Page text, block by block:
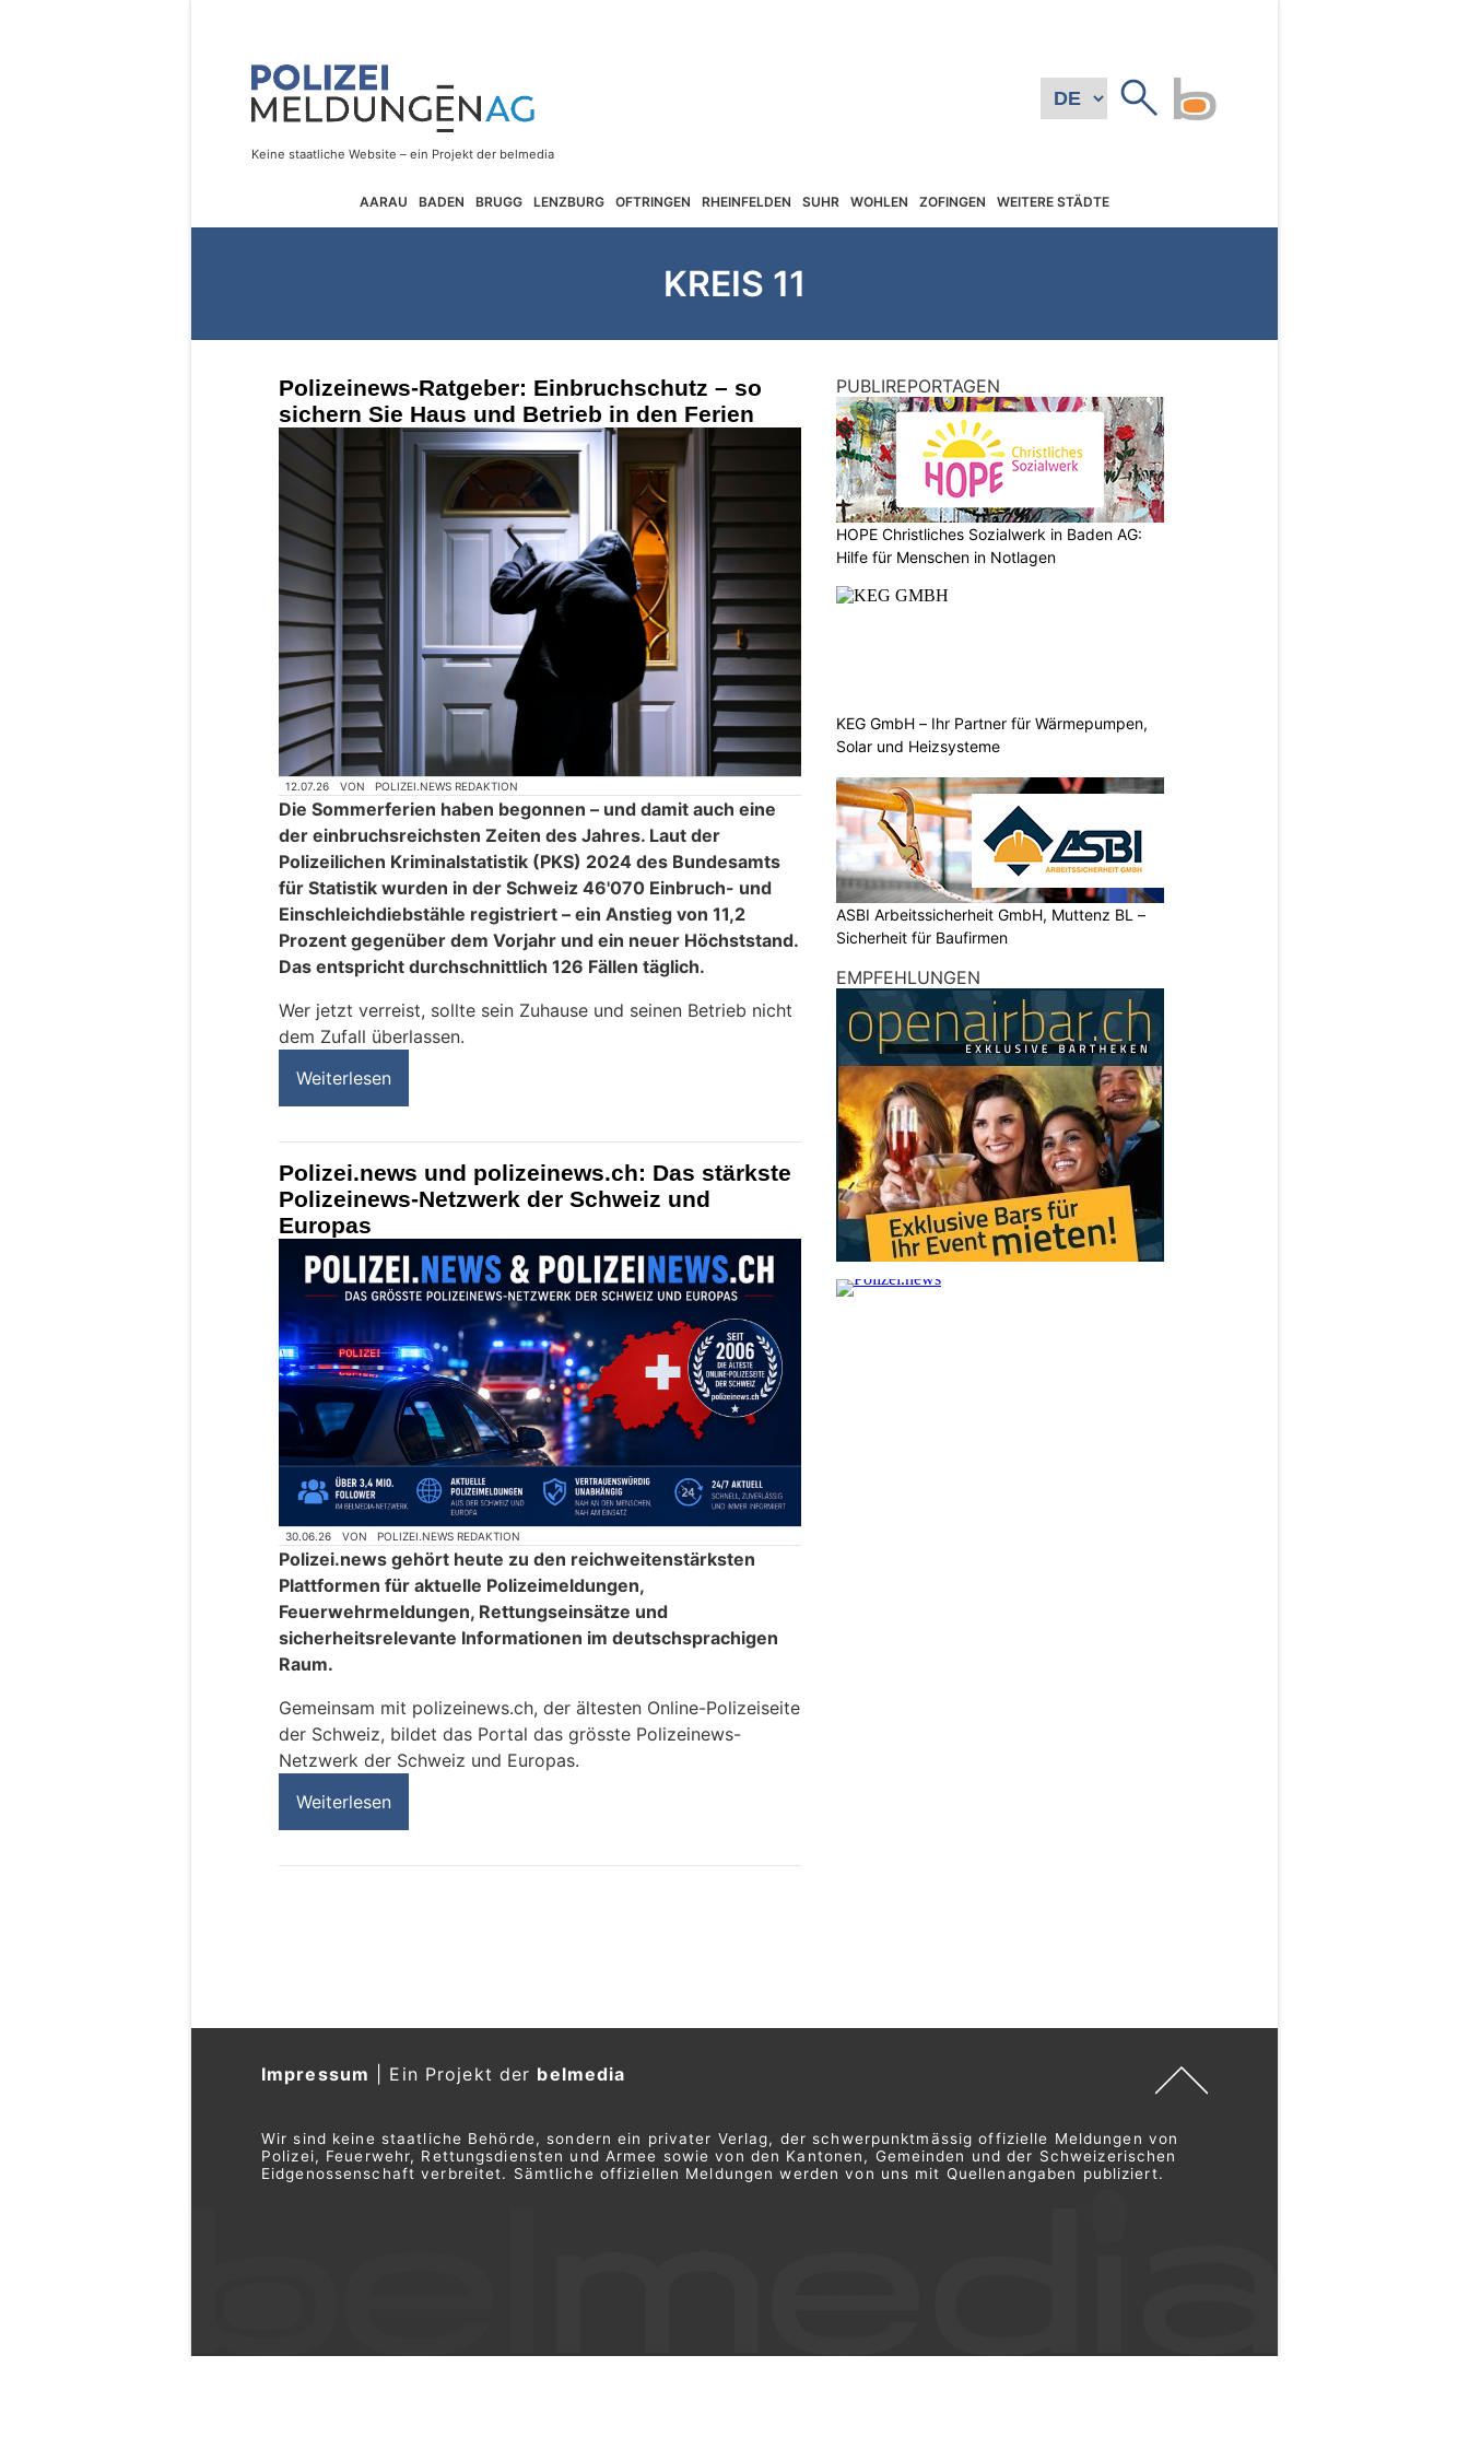
AARAU BADEN BRUGG LENZBURG OFTRINGEN RHEINFELDEN SUHR WOHLEN ZOFINGEN WEITERE STÄDTE
KREIS 11
Polizeinews-Ratgeber: Einbruchschutz – so
sichern Sie Haus und Betrieb in den Ferien
12.07.26 VON POLIZEI.NEWS REDAKTION
Die Sommerferien haben begonnen – und damit auch eine
der einbruchsreichsten Zeiten des Jahres. Laut der
Polizeilichen Kriminalstatistik (PKS) 2024 des Bundesamts
für Statistik wurden in der Schweiz 46'070 Einbruch- und
Einschleichdiebstähle registriert – ein Anstieg von 11,2
Prozent gegenüber dem Vorjahr und ein neuer Höchststand.
Das entspricht durchschnittlich 126 Fällen täglich.
Wer jetzt verreist, sollte sein Zuhause und seinen Betrieb nicht
dem Zufall überlassen.
Weiterlesen
Polizei.news und polizeinews.ch: Das stärkste
Polizeinews-Netzwerk der Schweiz und
Europas
30.06.26 VON POLIZEI.NEWS REDAKTION
Polizei.news gehört heute zu den reichweitenstärksten
Plattformen für aktuelle Polizeimeldungen,
Feuerwehrmeldungen, Rettungseinsätze und
sicherheitsrelevante Informationen im deutschsprachigen
Raum.
Gemeinsam mit polizeinews.ch, der ältesten Online-Polizeiseite
der Schweiz, bildet das Portal das grösste Polizeinews-
Netzwerk der Schweiz und Europas.
Weiterlesen
PUBLIREPORTAGEN
HOPE Christliches Sozialwerk in Baden AG:
Hilfe für Menschen in Notlagen
KEG GmbH – Ihr Partner für Wärmepumpen,
Solar und Heizsysteme
ASBI Arbeitssicherheit GmbH, Muttenz BL –
Sicherheit für Baufirmen
EMPFEHLUNGEN
Impressum Ein Projekt der belmedia
Wir sind keine staatliche Behörde, sondern ein privater Verlag, der schwerpunktmässig offizielle Meldungen von
Polizei, Feuerwehr, Rettungsdiensten und Armee sowie von den Kantonen, Gemeinden und der Schweizerischen
Eidgenossenschaft verbreitet. Sämtliche offiziellen Meldungen werden von uns mit Quellenangaben publiziert.